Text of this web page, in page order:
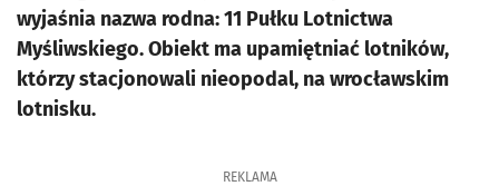
wyjaśnia nazwa rodna: 11 Pułku Lotnictwa
Myśliwskiego. Obiekt ma upamiętniać lotników,
którzy stacjonowali nieopodal, na wrocławskim
lotnisku.
REKLAMA